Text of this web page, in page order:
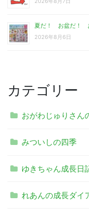
夏だ！ お盆だ！
2026年8月6日
カテゴリー
おがわじゅりさん
みついしの四季
ゆきちゃん成長日
れあんの成長ダイ